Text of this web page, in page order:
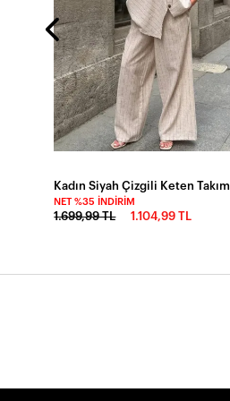
Kadın Siyah Çizgili Keten Takım
NET %35 İNDIRIM
1.699,99 TL 1.104,99 TL